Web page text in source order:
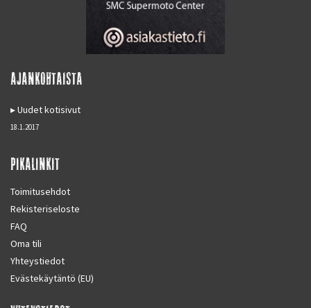
AJANKOHTAISTA
Uudet kotisivut
18.1.2017
PIKALINKIT
Toimitusehdot
Rekisteriseloste
FAQ
Oma tili
Yhteystiedot
Evästekäytäntö (EU)